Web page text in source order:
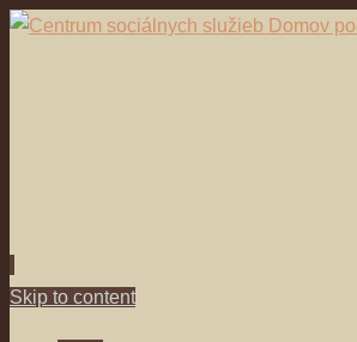
Skip to content